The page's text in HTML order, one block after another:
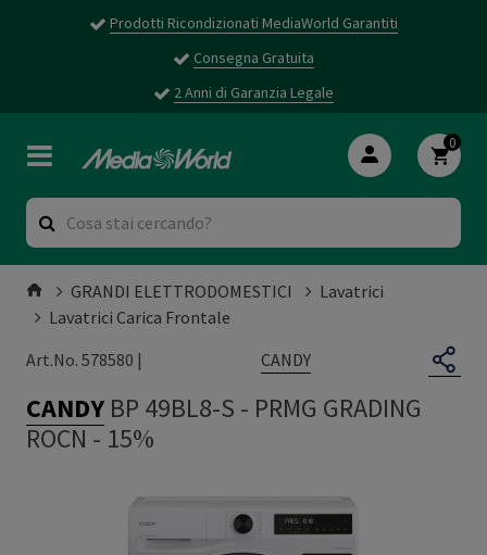
Prodotti Ricondizionati MediaWorld Garantiti
Consegna Gratuita
2 Anni di Garanzia Legale
0
GRANDI ELETTRODOMESTICI
Lavatrici
Lavatrici Carica Frontale
Art.No. 578580 |
CANDY
CANDY BP 49BL8-S - PRMG GRADING
ROCN - 15%